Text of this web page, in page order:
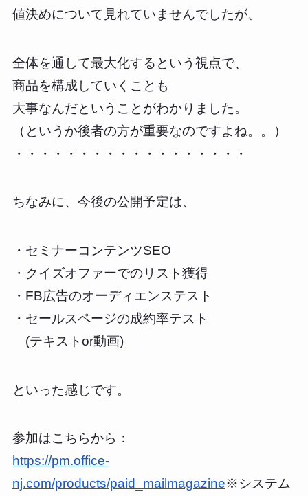
値決めについて見れていませんでしたが、
全体を通して最大化するという視点で、
商品を構成していくことも
大事なんだということがわかりました。
（というか後者の方が重要なのですよね。。）
・・・・・・・・・・・・・・・・・・
ちなみに、今後の公開予定は、
・セミナーコンテンツSEO
・クイズオファーでのリスト獲得
・FB広告のオーディエンステスト
・セールスページの成約率テスト
(テキストor動画)
といった感じです。
参加はこちらから：
https://pm.office-
nj.com/products/paid_mailmagazine※システム